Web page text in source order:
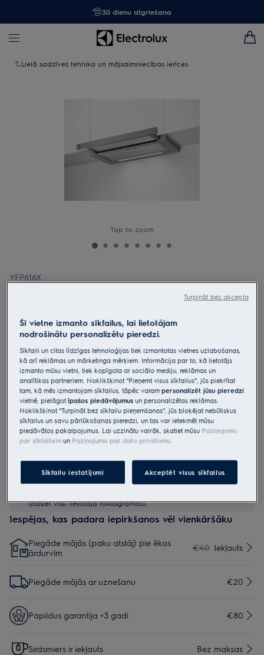
30 dienu atgriešana
Lielā sadzīves tehnika un mājsaimniecības ierīces
Tap to zoom
YFP616X
Izvelkams nosūcējs 60 cm
4.9 (19)
Priekšrocības
Ātrs, jaudīgs tvaika nosūcēja motors tīram un svaigam gaisam
virtuvē.
Tvaika nosūcējs “ExtractionTech Plus” ātri attīra gaisu virtuvē.
“Pure Illumination“. Pilnīgi pārredzams ēdiena gatavošanas process.
Uzticams, trauku mazgājamā mašīnā mazgājams tauku filtrs jūsu
tvaika nosūcējam.
Drošības instrukcijas un drošības brīdinājumi saskaņā ar ES
regulu 2023/988 ir uzskaitīti lietotāja rokasgrāmatas I un II
izlasiet visu lietotāja rokasgrāmatu.
Iespējas, kas padara iepirkšanos vēl vienkāršāku
Piegāde mājās (paku atstāj) pie ēkas
ārdurvīm
€40 Iekļauts
Piegāde mājās ar uznešanu €20
Papildus garantija +3 gadi €80
Sirdsmiers ir iekļauts Bez maksas
Šī vietne izmanto sīkfailus, lai lietotājam
nodrošinātu personalizētu pieredzi.
Sīkfaili un citas līdzīgas tehnoloģijas tiek izmantotas vietnes uzlabošanas,
kā arī reklāmas un mārketinga mērķiem. Informācija par to, kā lietotājs
izmanto mūsu vietni, tiek kopīgota ar sociālo mediju, reklāmas un
analītikas partneriem. Noklikšķinot “Pieņemt visus sīkfailus”, jūs piekrītat
tam, kā mēs izmantojam sīkfailus, tāpēc varampersonalizēt jūsu pieredzi
vietnē, pielāgotīpašos piedāvājumus un personalizētas reklāmas.
Noklikšķinot “Turpināt bez sīkfailu pieņemšanas”, jūs bloķējat nebūtiskus
sīkfailus un savu pārlūkošanas pieredzi, un tas var ietekmēt mūsu
piedāvātos pakalpojumus. Lai uzzinātu vairāk, skatiet mūsu Paziņojumu
par sīkfailiem un Paziņojumu par datu privātumu.
Sīkfailu iestatījumi Akceptēt visus sīkfailus
Turpināt bez akcepta